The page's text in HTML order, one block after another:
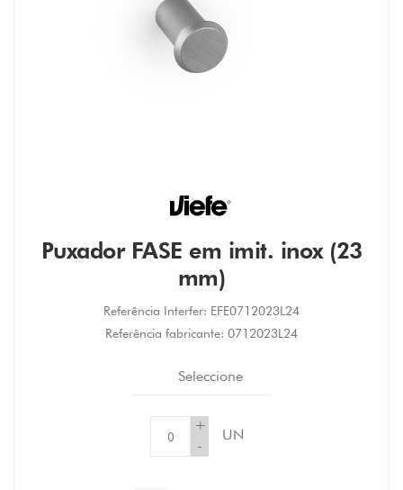
Puxador FASE em imit. inox (23
mm)
Referência Interfer: EFE0712023L24
Referência fabricante: 0712023L24
Seleccione
+
-
UN